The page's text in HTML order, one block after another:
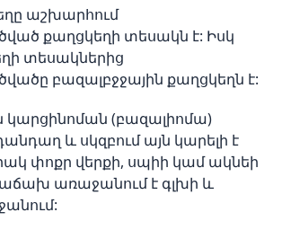
աշխարհում
քաղցկեղի տեսակն է: Իսկ
տեսակներից
բազալբջջային քաղցկեղն է:
կարցինոման (բազալիոմա)
և սկզբում այն կարելի է
փոքր վերքի, սպիի կամ ակնեի
առաջանում է գլխի և